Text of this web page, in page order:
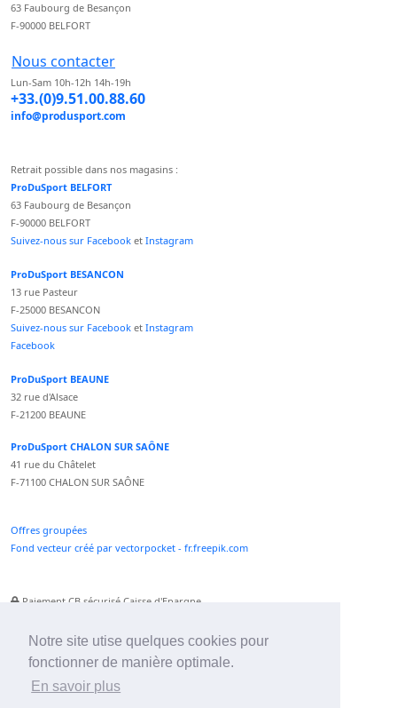
Notre site utise quelques cookies pour
fonctionner de manière optimale.
En savoir plus
63 Faubourg de Besançon
F-90000 BELFORT
Nous contacter
Lun-Sam 10h-12h 14h-19h
+33.(0)9.51.00.88.60
info@produsport.com
Retrait possible dans nos magasins :
ProDuSport BELFORT
63 Faubourg de Besançon
F-90000 BELFORT
Suivez-nous sur Facebook et Instagram
ProDuSport BESANCON
13 rue Pasteur
F-25000 BESANCON
Suivez-nous sur Facebook et Instagram
Facebook
ProDuSport BEAUNE
32 rue d'Alsace
F-21200 BEAUNE
ProDuSport CHALON SUR SAÔNE
41 rue du Châtelet
F-71100 CHALON SUR SAÔNE
Offres groupées
Fond vecteur créé par vectorpocket - fr.freepik.com
Paiement CB sécurisé Caisse d'Epargne
Paiement Paypal accepté